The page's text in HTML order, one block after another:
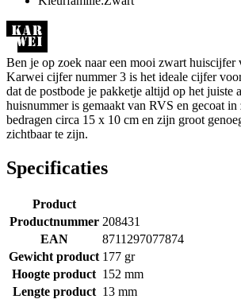
Ben je op zoek naar een mooi zwart huiscijfer
Karwei cijfer nummer 3 is het ideale cijfer
dat de postbode je pakketje altijd op het juiste
huisnummer is gemaakt van RVS en gecoat
bedragen circa 15 x 10 cm en zijn groot
zichtbaar te zijn.
Specificaties
Product
Productnummer 208431
EAN
8711297077874
Gewicht product 177 gr
Hoogte product 152 mm
Lengte product 13 mm